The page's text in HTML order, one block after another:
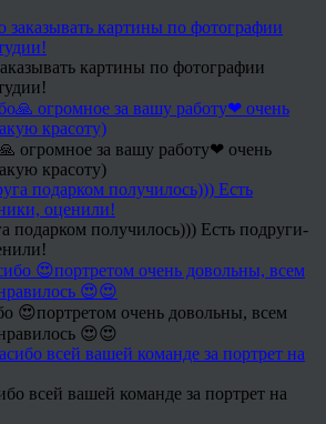
картины по фотографии
огромное за вашу работу❤ очень
красоту)
подарком получилось))) Есть подруги-
😍портретом очень довольны, всем
😍😍
всей вашей команде за портрет на